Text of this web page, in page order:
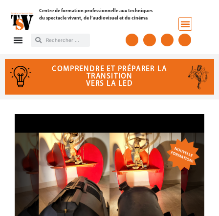
Centre de formation professionnelle aux techniques
du spectacle vivant, de l’audiovisuel et du cinéma
COMPRENDRE ET PRÉPARER LA
TRANSITION
VERS LA LED